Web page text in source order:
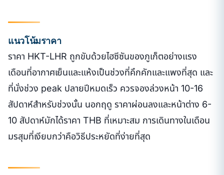
แนวโน้มราคา
ราคา HKT-LHR ถูกขับด้วยไฮซีซันของภูเก็ตอย่างแรง
เดือนที่อากาศเย็นและแห้งเป็นช่วงที่คึกคักและแพงที่สุด และ
ที่นั่งช่วง peak ปลายปีหมดเร็ว ควรจองล่วงหน้า 10-16
สัปดาห์สำหรับช่วงนั้น นอกฤดู ราคาผ่อนลงและหน้าต่าง 6-
10 สัปดาห์มักได้ราคา THB ที่เหมาะสม การเดินทางในเดือน
มรสุมที่เงียบกว่าคือวิธีประหยัดที่ง่ายที่สุด